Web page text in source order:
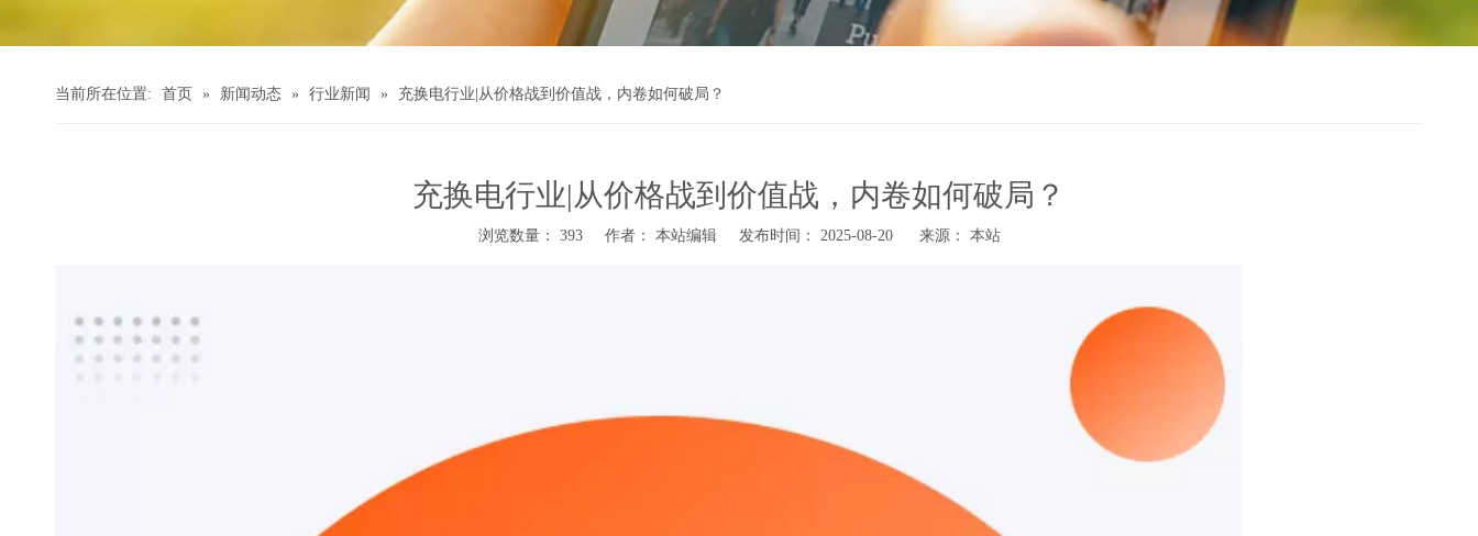
当前所在位置: 首页 » 新闻动态 » 行业新闻 » 充换电行业|从价格战到价值战，内卷如何破局？
充换电行业|从价格战到价值战，内卷如何破局？
浏览数量： 393作者： 本站编辑 发布时间： 2025-08-20 来源： 本站